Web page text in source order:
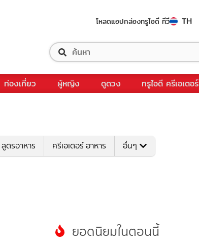
โหลดแอปกล่องทรูไอดี ทีวี TH
ท่องเที่ยว ผู้หญิง ดูดวง ทรูไอดี ครีเอเตอร์
สูตรอาหาร ครีเอเตอร์ อาหาร อื่นๆ
ยอดนิยมในตอนนี้